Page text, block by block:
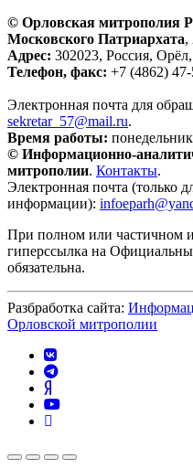
© Орловская митрополия
Московского Патриархата,
Адрес: 302023, Россия,
Телефон, факс: +7 (4862)
Электронная почта для
sekretar_57@mail.ru.
Время работы:
© Информационно-
митрополии. Контакты.
Электронная почта (только
информации):
При полном или частичном
гиперссылка на
обязательна.
Разбработка сайта:
Орловской митрополии